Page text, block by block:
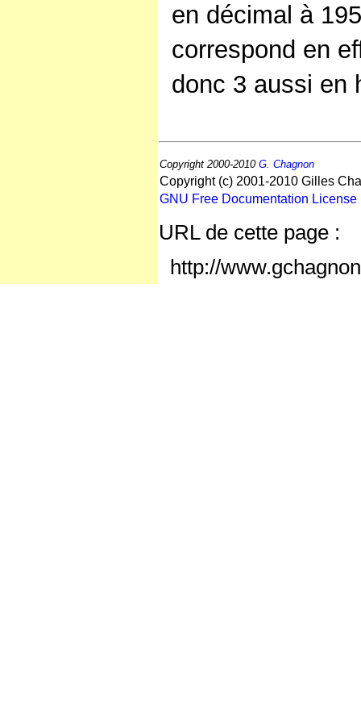
en décimal à
correspond en
donc 3 aussi en
Copyright 2000-2010 G. Chagnon
Copyright (c) 2001-2010 Gilles
GNU Free Documentation License
URL de cette page :
http://